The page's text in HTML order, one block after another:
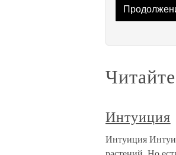
Интуиция
Интуиция